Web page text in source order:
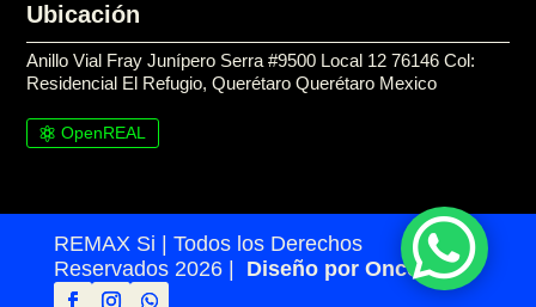
Ubicación
Anillo Vial Fray Junípero Serra #9500 Local 12 76146 Col:
Residencial El Refugio, Querétaro Querétaro Mexico
OpenREAL
REMAX Si | Todos los Derechos
Reservados 2026 | Diseño por Once24